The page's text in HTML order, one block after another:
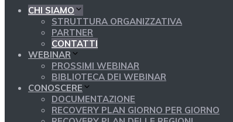
CHI SIAMO
STRUTTURA ORGANIZZATIVA
PARTNER
CONTATTI
WEBINAR
PROSSIMI WEBINAR
BIBLIOTECA DEI WEBINAR
CONOSCERE
DOCUMENTAZIONE
RECOVERY PLAN GIORNO PER GIORNO